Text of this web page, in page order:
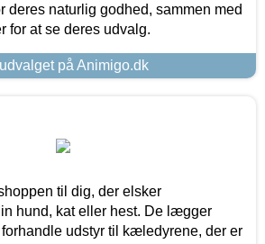
deres naturlig godhed, sammen med
for at se deres udvalg.
på Animigo.dk
til dig, der elsker
hund, kat eller hest. De lægger
udstyr til kæledyrene, der er